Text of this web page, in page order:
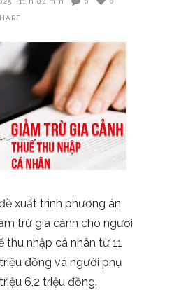
xuất trình phương án
trừ gia cảnh cho người
thu nhập cá nhân từ 11
đồng và người phụ
6,2 triệu đồng.